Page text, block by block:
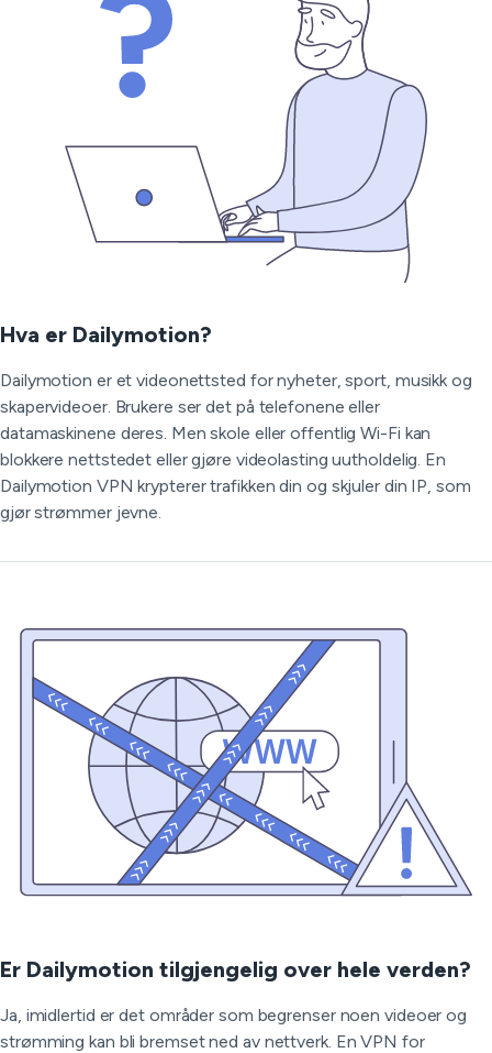
Hva er Dailymotion?
Dailymotion er et videonettsted for nyheter, sport, musikk og
skapervideoer. Brukere ser det på telefonene eller
datamaskinene deres. Men skole eller offentlig Wi-Fi kan
blokkere nettstedet eller gjøre videolasting uutholdelig. En
Dailymotion VPN krypterer trafikken din og skjuler din IP, som
gjør strømmer jevne.
Er Dailymotion tilgjengelig over hele verden?
Ja, imidlertid er det områder som begrenser noen videoer og
strømming kan bli bremset ned av nettverk. En VPN for